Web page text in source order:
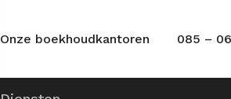
Onze boekhoudkantoren 085 –